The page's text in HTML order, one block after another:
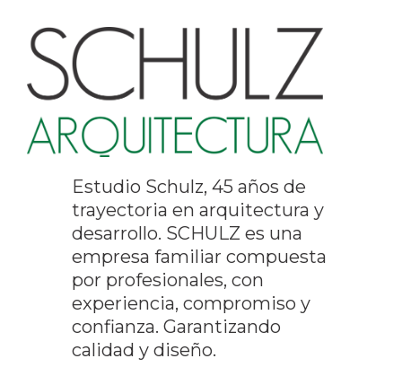
Estudio Schulz, 45 años de
trayectoria en arquitectura y
desarrollo. SCHULZ es una
empresa familiar compuesta
por profesionales, con
experiencia, compromiso y
confianza. Garantizando
calidad y diseño.